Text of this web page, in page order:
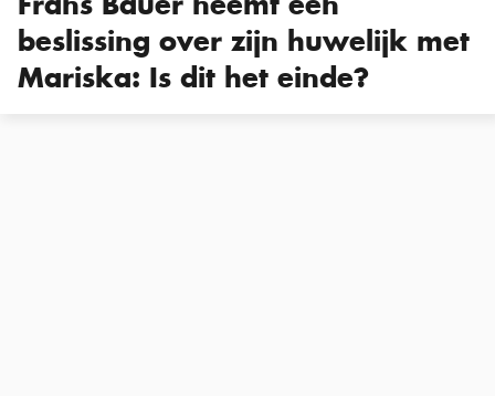
beslissing over zijn huwelijk met
Mariska: Is dit het einde?